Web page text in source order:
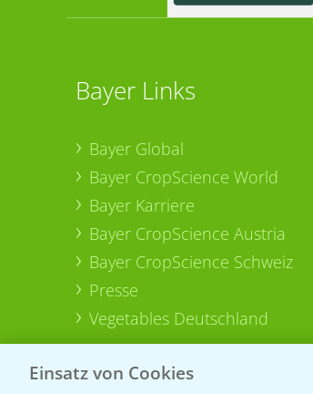
Bayer Links
Bayer Global
Bayer CropScience World
Bayer Karriere
Bayer CropScience Austria
Bayer CropScience Schweiz
Presse
Vegetables Deutschland
Einsatz von Cookies